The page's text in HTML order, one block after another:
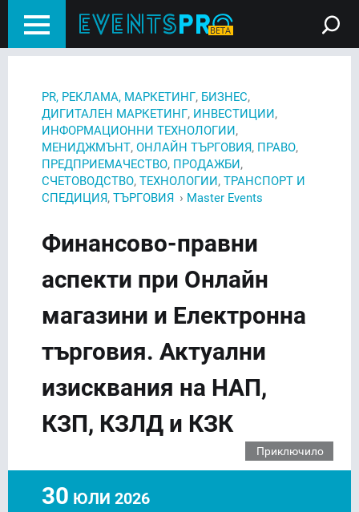
PR, РЕКЛАМА, МАРКЕТИНГ, БИЗНЕС,
ДИГИТАЛЕН МАРКЕТИНГ, ИНВЕСТИЦИИ,
ИНФОРМАЦИОННИ ТЕХНОЛОГИИ,
МЕНИДЖМЪНТ, ОНЛАЙН ТЪРГОВИЯ, ПРАВО,
ПРЕДПРИЕМАЧЕСТВО, ПРОДАЖБИ,
СЧЕТОВОДСТВО, ТЕХНОЛОГИИ, ТРАНСПОРТ И
СПЕДИЦИЯ, ТЪРГОВИЯ › Master Events
Финансово-правни
аспекти при Онлайн
магазини и Електронна
търговия. Актуални
изисквания на НАП,
КЗП, КЗЛД и КЗК
Приключило
30 ЮЛИ 2026